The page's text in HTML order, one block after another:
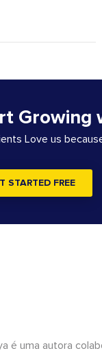
Growing
Love us
STARTED FREE
é uma autora